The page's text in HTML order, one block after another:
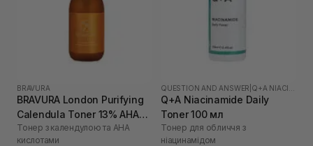
BRAVURA
BRAVURA London Purifying
Calendula Toner 13% AHA
150 мл
Тонер з календулою та АНА
кислотами
QUESTION AND ANSWER
Q+A Niacinamide Daily
Toner 100 мл
Тонер для обличчя з
ніацинамідом